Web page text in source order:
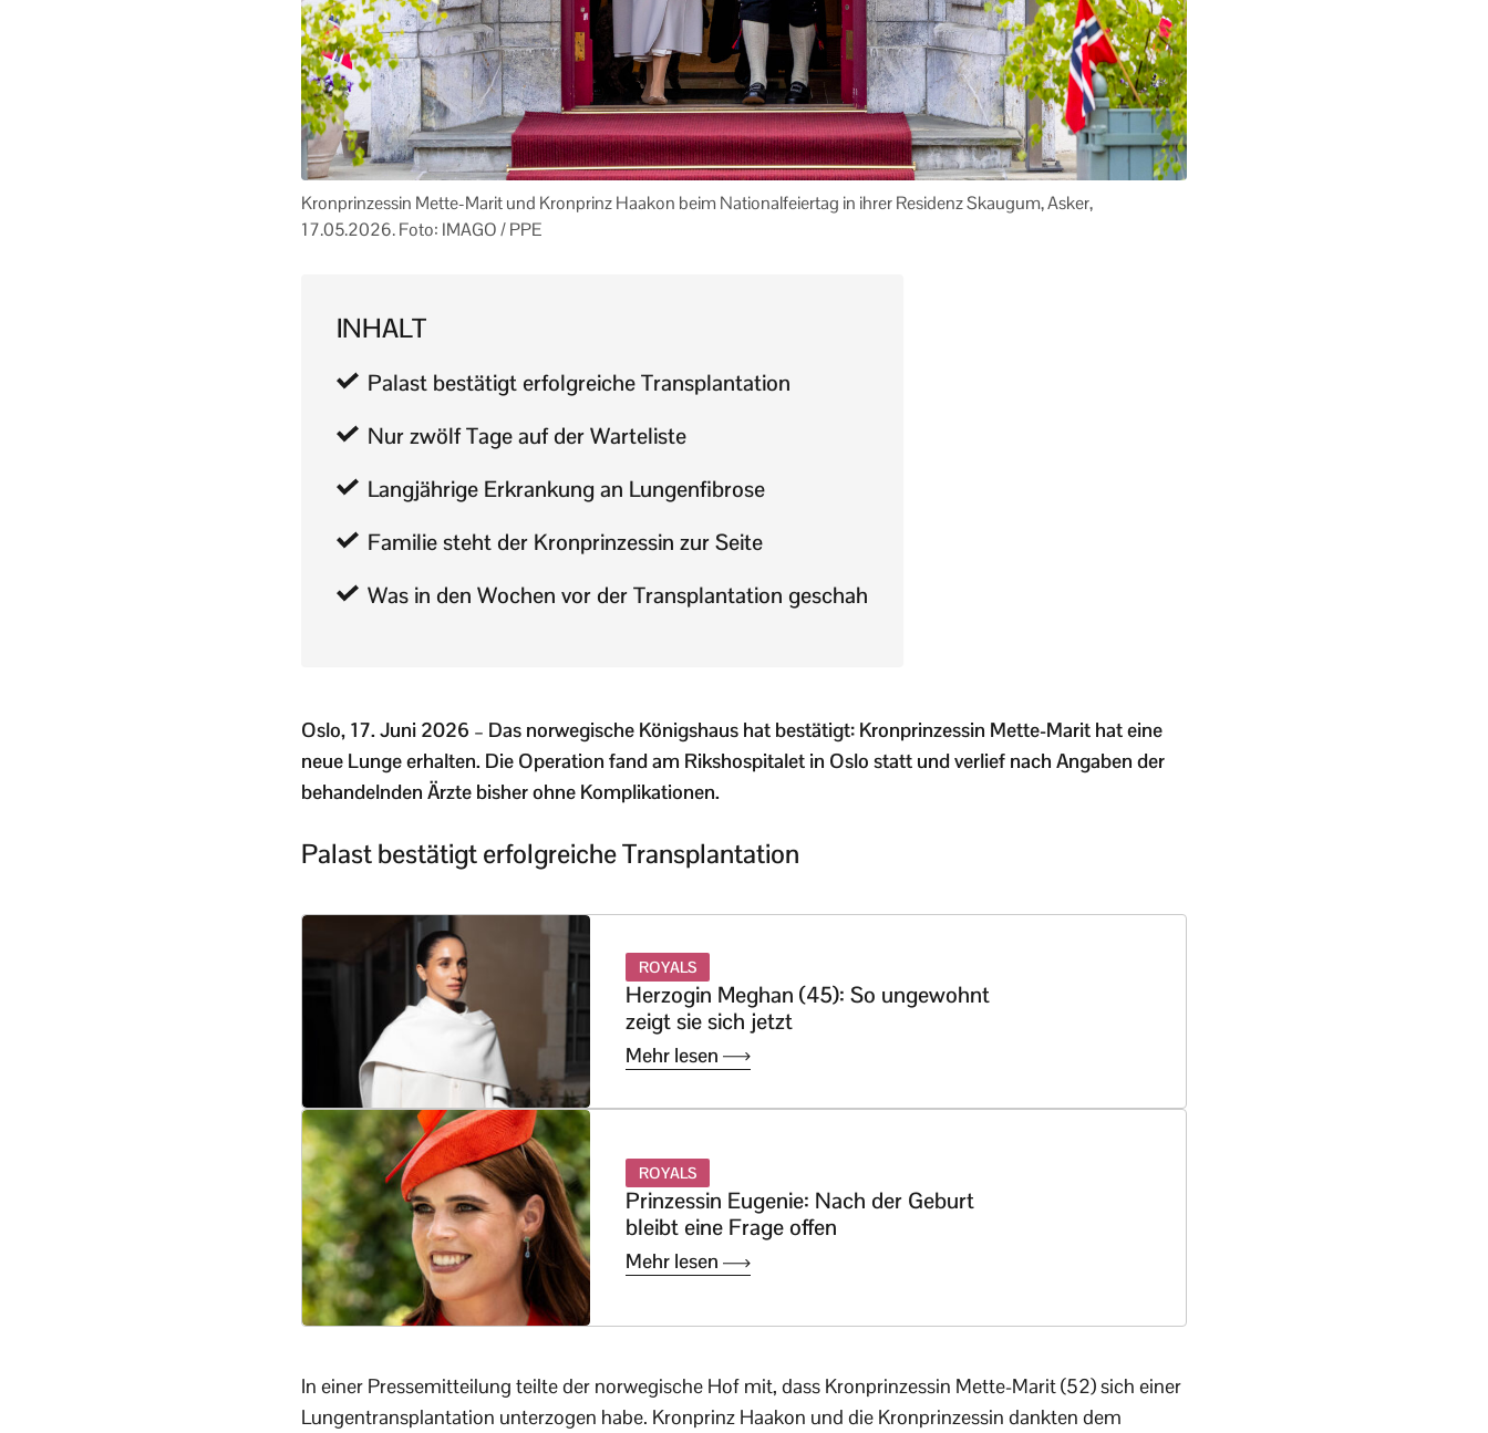
Kronprinzessin Mette-Marit und Kronprinz Haakon beim Nationalfeiertag in ihrer Residenz Skaugum, Asker,
17.05.2026. Foto: IMAGO / PPE
INHALT
Palast bestätigt erfolgreiche Transplantation
Nur zwölf Tage auf der Warteliste
Langjährige Erkrankung an Lungenfibrose
Familie steht der Kronprinzessin zur Seite
Was in den Wochen vor der Transplantation geschah
Oslo, 17. Juni 2026 – Das norwegische Königshaus hat bestätigt: Kronprinzessin Mette-Marit hat eine
neue Lunge erhalten. Die Operation fand am Rikshospitalet in Oslo statt und verlief nach Angaben der
behandelnden Ärzte bisher ohne Komplikationen.
Palast bestätigt erfolgreiche Transplantation
ROYALS
Herzogin Meghan (45): So ungewohnt
zeigt sie sich jetzt
Mehr lesen
ROYALS
Prinzessin Eugenie: Nach der Geburt
bleibt eine Frage offen
Mehr lesen
In einer Pressemitteilung teilte der norwegische Hof mit, dass Kronprinzessin Mette-Marit (52) sich einer
Lungentransplantation unterzogen habe. Kronprinz Haakon und die Kronprinzessin dankten dem